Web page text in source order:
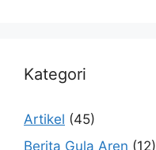
Kategori
Artikel (45)
Berita Gula Aren (12)